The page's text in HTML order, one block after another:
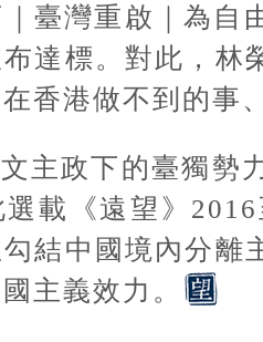
臺灣重啟｜為自
達標。對此，林
香港做不到的事
主政下的臺獨勢
載《遠望》
結中國境內分離
主義效力。